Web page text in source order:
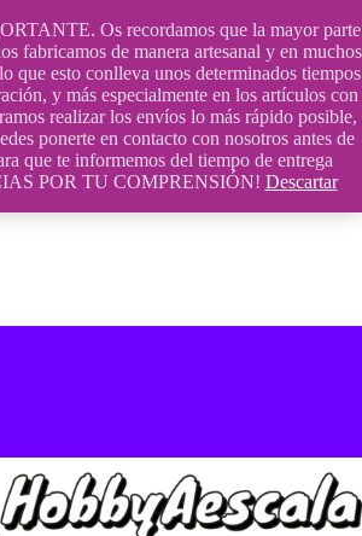
Os recordamos que la mayor parte
fabricamos de manera artesanal y en muchos
que esto conlleva unos determinados tiempos
y más especialmente en los artículos con
realizar los envíos lo más rápido posible,
ponerte en contacto con nosotros antes de
que te informemos del tiempo de entrega
POR TU COMPRENSIÓN! Descartar
a 14:00